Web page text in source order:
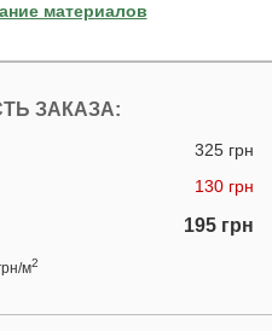
материалов
ЗАКАЗА:
325 грн
130 грн
195 грн
м2